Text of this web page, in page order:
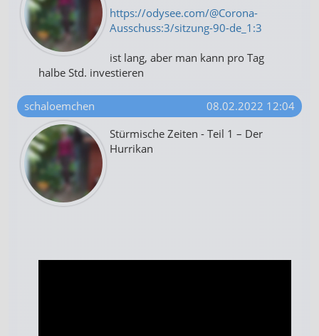
https://odysee.com/@Corona-
Ausschuss:3/sitzung-90-de_1:3
ist lang, aber man kann pro Tag
halbe Std. investieren
schaloemchen
08.02.2022 12:04
Stürmische Zeiten - Teil 1 – Der
Hurrikan